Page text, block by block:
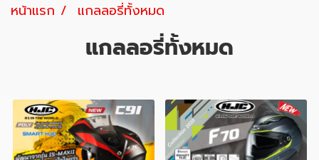
หน้าแรก แกลลอรี่ทั้งหมด
แกลลอรี่ทั้งหมด